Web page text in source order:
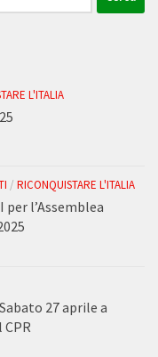
L'ITALIA
/ RICONQUISTARE L'ITALIA
l’Assemblea
Sabato 27 aprile a